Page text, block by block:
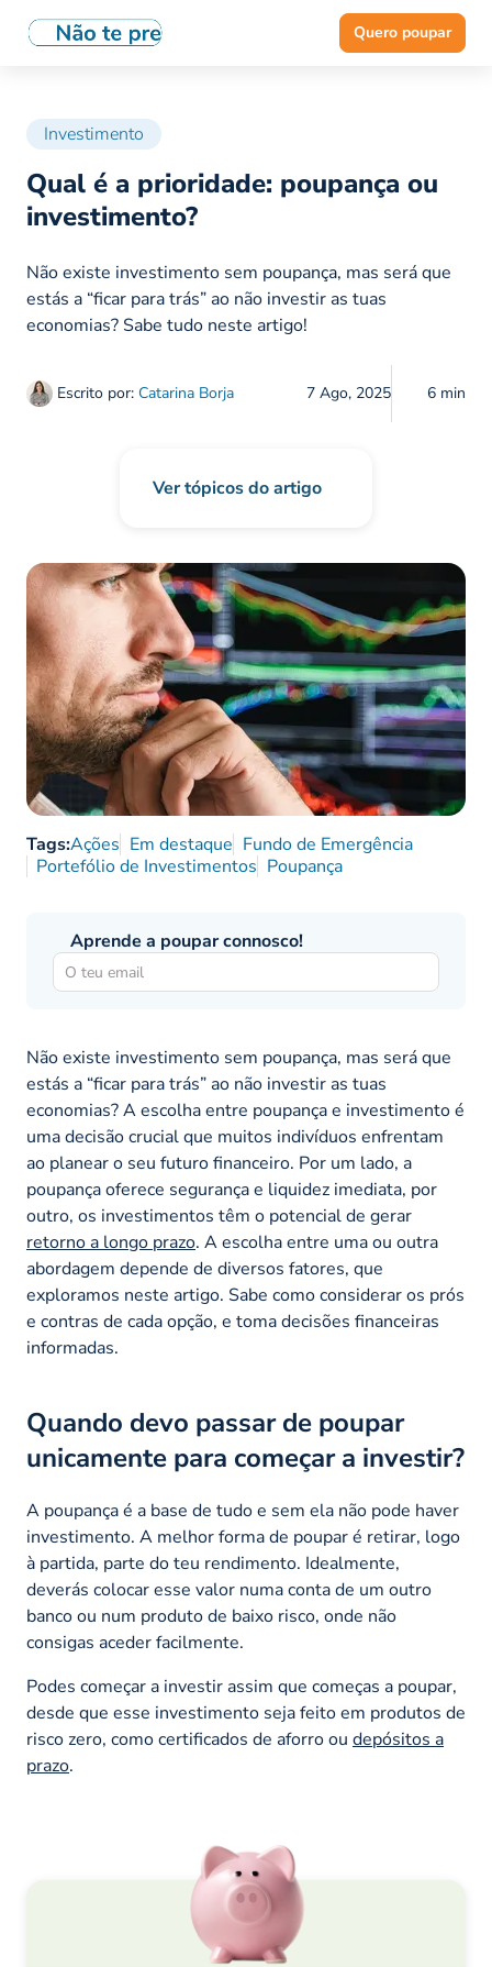
Quero poupar
Investimento
Qual é a prioridade: poupança ou
investimento?
Escrito por: Catarina Borja 7 Ago, 2025 6 min
Não existe investimento sem poupança, mas será que
estás a “ficar para trás” ao não investir as tuas
economias? Sabe tudo neste artigo!
Ver tópicos do artigo
Tags:Ações Em destaque Fundo de Emergência
Portefólio de Investimentos Poupança
Aprende a poupar connosco!
Não existe investimento sem poupança, mas será que
estás a “ficar para trás” ao não investir as tuas
economias? A escolha entre poupança e investimento é
uma decisão crucial que muitos indivíduos enfrentam
ao planear o seu futuro financeiro. Por um lado, a
poupança oferece segurança e liquidez imediata, por
outro, os investimentos têm o potencial de gerar
retorno a longo prazo. A escolha entre uma ou outra
abordagem depende de diversos fatores, que
exploramos neste artigo. Sabe como considerar os prós
e contras de cada opção, e toma decisões financeiras
informadas.
Quando devo passar de poupar
unicamente para começar a investir?
A poupança é a base de tudo e sem ela não pode haver
investimento. A melhor forma de poupar é retirar, logo
à partida, parte do teu rendimento. Idealmente,
deverás colocar esse valor numa conta de um outro
banco ou num produto de baixo risco, onde não
consigas aceder facilmente.
Podes começar a investir assim que começas a poupar,
desde que esse investimento seja feito em produtos de
risco zero, como certificados de aforro ou depósitos a
prazo.